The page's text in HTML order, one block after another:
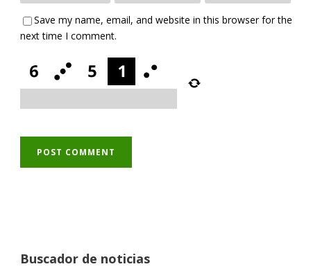
Save my name, email, and website in this browser for the
next time I comment.
Buscador de noticias